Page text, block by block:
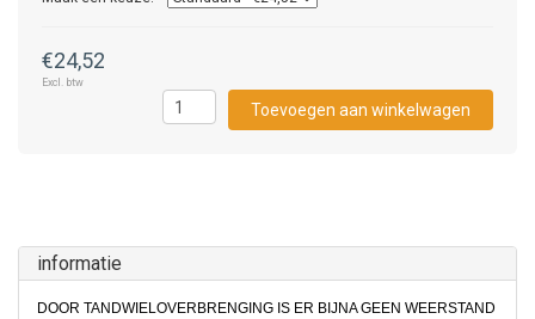
€24,52
Excl. btw
Toevoegen aan winkelwagen
informatie
DOOR TANDWIELOVERBRENGING IS ER BIJNA GEEN WEERSTAND